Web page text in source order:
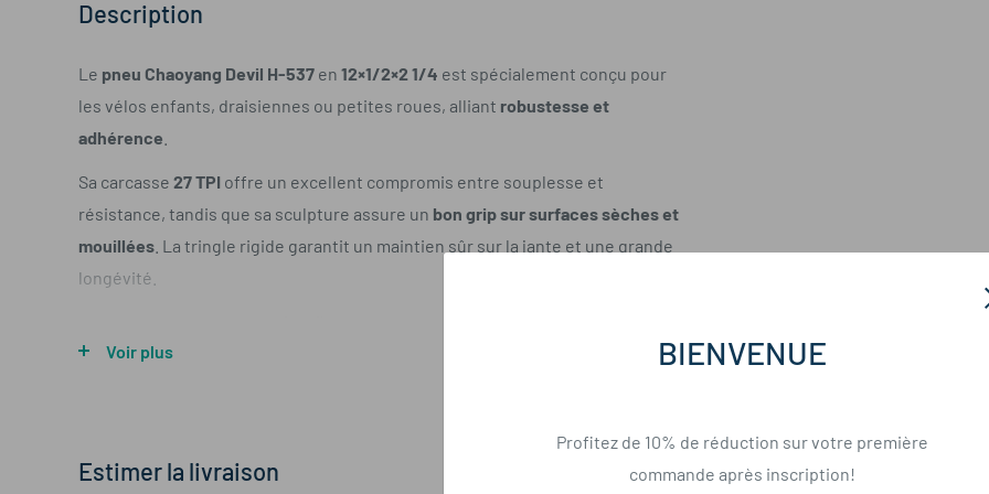
BIENVENUE
Profitez de 10% de réduction sur votre première
commande après inscription!
Description
Le pneu Chaoyang Devil H-537 en 12×1/2×2 1/4 est spécialement conçu pour
les vélos enfants, draisiennes ou petites roues, alliant robustesse et
adhérence
Sa carcasse 27 TPI offre un excellent compromis entre souplesse et
résistance, tandis que sa sculpture assure un bon grip sur surfaces sèches et
mouillées . La tringle rigide garantit un maintien sûr sur la jante et une grande
longévité.
comme les balades sur chemins stabilisés.
Voir plus
Estimer la livraison